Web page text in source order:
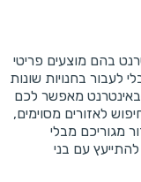
אינטרנט בהם מוצעים פריטי
למכירה אפשר למצוא מדפים יד 2 מבלי לעבור בחנויות שונות
מאפשר לכם
לאזורים מסוימים,
מגוריכם מבלי
עם בני